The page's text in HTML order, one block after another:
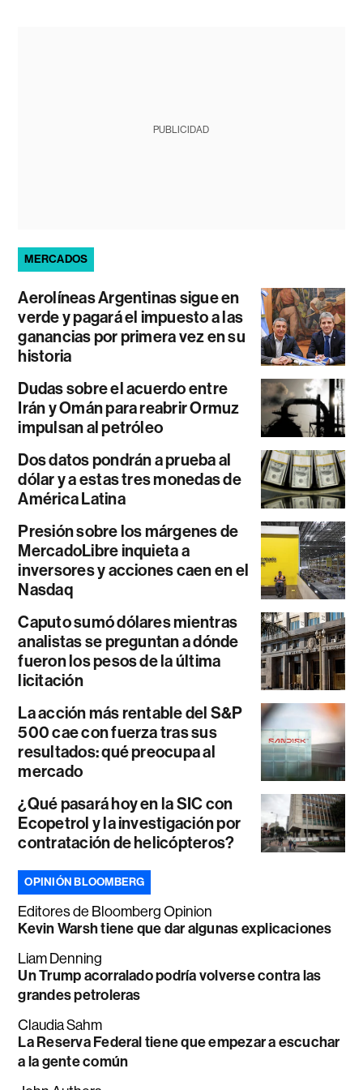
PUBLICIDAD
MERCADOS
Aerolíneas Argentinas sigue en
verde y pagará el impuesto a las
ganancias por primera vez en su
historia
Dudas sobre el acuerdo entre
Irán y Omán para reabrir Ormuz
impulsan al petróleo
Dos datos pondrán a prueba al
dólar y a estas tres monedas de
América Latina
Presión sobre los márgenes de
MercadoLibre inquieta a
inversores y acciones caen en el
Nasdaq
Caputo sumó dólares mientras
analistas se preguntan a dónde
fueron los pesos de la última
licitación
La acción más rentable del S&P
500 cae con fuerza tras sus
resultados: qué preocupa al
mercado
¿Qué pasará hoy en la SIC con
Ecopetrol y la investigación por
contratación de helicópteros?
OPINIÓN BLOOMBERG
Editores de Bloomberg Opinion
Kevin Warsh tiene que dar algunas explicaciones
Liam Denning
Un Trump acorralado podría volverse contra las
grandes petroleras
Claudia Sahm
La Reserva Federal tiene que empezar a escuchar
a la gente común